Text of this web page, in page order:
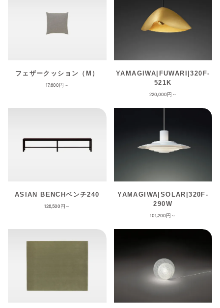
フェザークッション（M）
17,600
YAMAGIWA|FUWARI|320F-
521K
220,000
ASIAN BENCHベンチ240
126,500
YAMAGIWA|SOLAR|320F-
290W
101,200